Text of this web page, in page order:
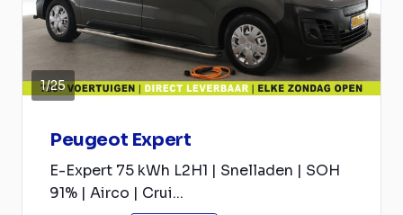
1/25
Peugeot Expert
E-Expert 75 kWh L2H1 | Snelladen | SOH
91% | Airco | Crui...